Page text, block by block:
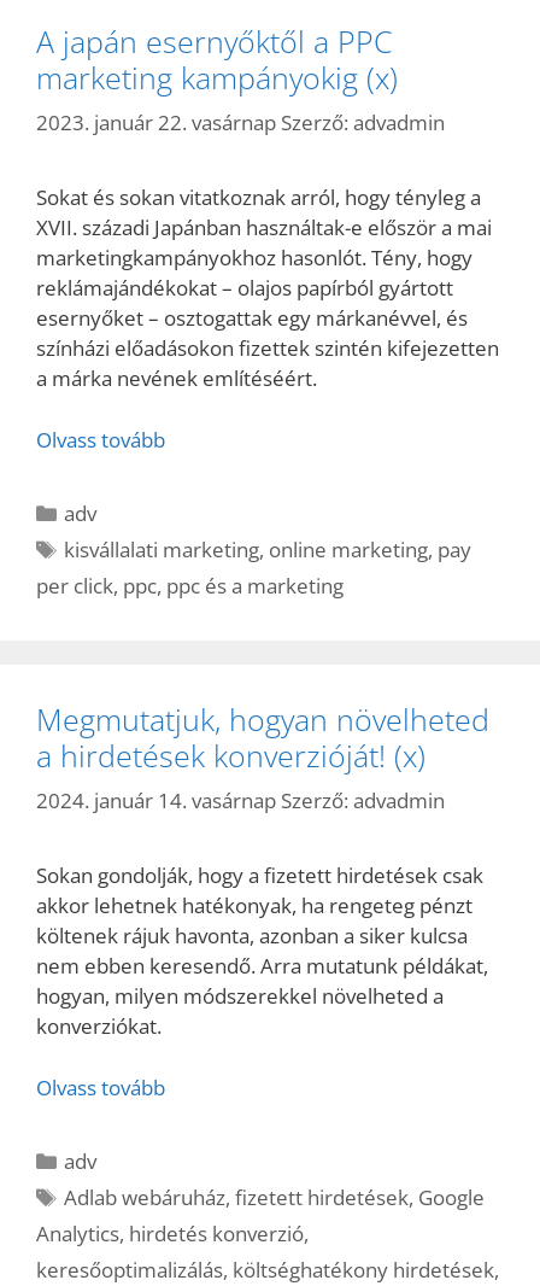
A japán esernyőktől a PPC
marketing kampányokig (x)
2023. január 22. vasárnap Szerző: advadmin
Sokat és sokan vitatkoznak arról, hogy tényleg a
XVII. századi Japánban használtak-e először a mai
marketingkampányokhoz hasonlót. Tény, hogy
reklámajándékokat – olajos papírból gyártott
esernyőket – osztogattak egy márkanévvel, és
színházi előadásokon fizettek szintén kifejezetten
a márka nevének említéséért.
Olvass tovább
Kategória
adv
Címkék
kisvállalati marketing, online marketing, pay
per click, ppc, ppc és a marketing
Megmutatjuk, hogyan növelheted
a hirdetések konverzióját! (x)
2024. január 14. vasárnap Szerző: advadmin
Sokan gondolják, hogy a fizetett hirdetések csak
akkor lehetnek hatékonyak, ha rengeteg pénzt
költenek rájuk havonta, azonban a siker kulcsa
nem ebben keresendő. Arra mutatunk példákat,
hogyan, milyen módszerekkel növelheted a
konverziókat.
Olvass tovább
Kategória
adv
Címkék
Adlab webáruház,fizetett hirdetések, Google
Analytics, hirdetés konverzió,
keresőoptimalizálás, költséghatékony hirdetések,